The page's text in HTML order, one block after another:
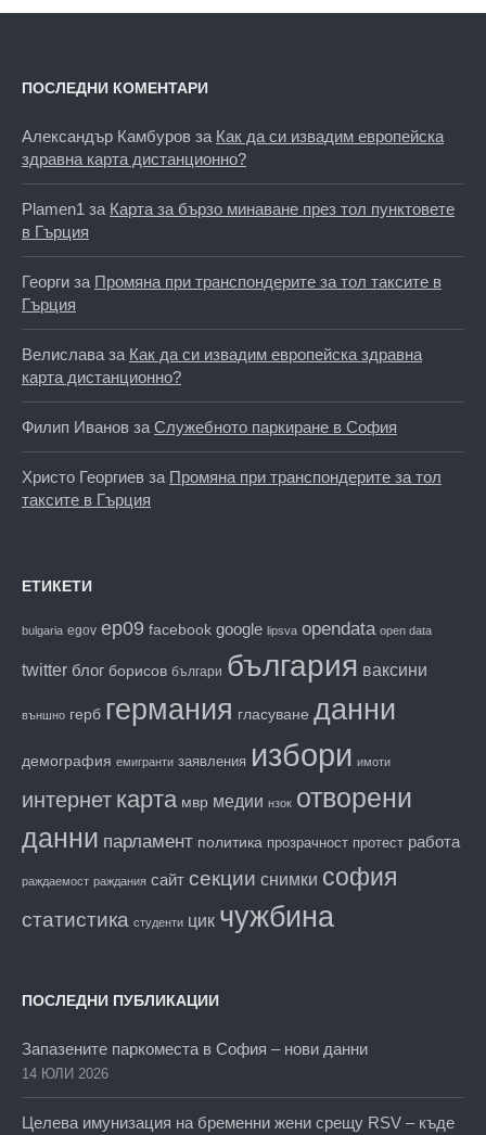
ПОСЛЕДНИ КОМЕНТАРИ
Александър Камбуров за Как да си извадим европейска
здравна карта дистанционно?
Plamen1 за Карта за бързо минаване през тол пунктовете
в Гърция
Георги за Промяна при транспондерите за тол таксите в
Гърция
Велиславаза Как да си извадим европейска здравна
карта дистанционно?
Филип Иванов заСлужебното паркиране в София
Христо Георгиев за Промяна при транспондерите за тол
таксите в Гърция
ЕТИКЕТИ
bulgaria egov ep09 facebook google lipsva opendata open data
twitter блог борисов българи българия ваксини
външно герб германия гласуване данни
демография емигранти заявления избори имоти
интернет карта мвр медии нзок отворени
данни парламент политика прозрачност протест работа
раждаемост раждания сайт секции снимки софия
статистика студенти цик чужбина
ПОСЛЕДНИ ПУБЛИКАЦИИ
Запазените паркоместа в София – нови данни
14 ЮЛИ 2026
Целева имунизация на бременни жени срещу RSV – къде